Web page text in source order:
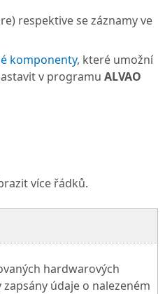
respektive se záznamy ve
komponenty, které umožní
v programu ALVAO
více řádků.
hardwarových
údaje o nalezeném